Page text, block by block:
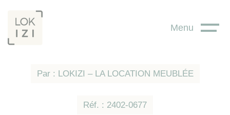
Menu
Réf. : 2402-0677
Par : LOKIZI – LA LOCATION MEUBLÉE